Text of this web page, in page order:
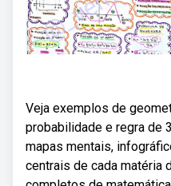
Veja exemplos de
probabilidade e regra de
mapas mentais,
centrais de cada matéria